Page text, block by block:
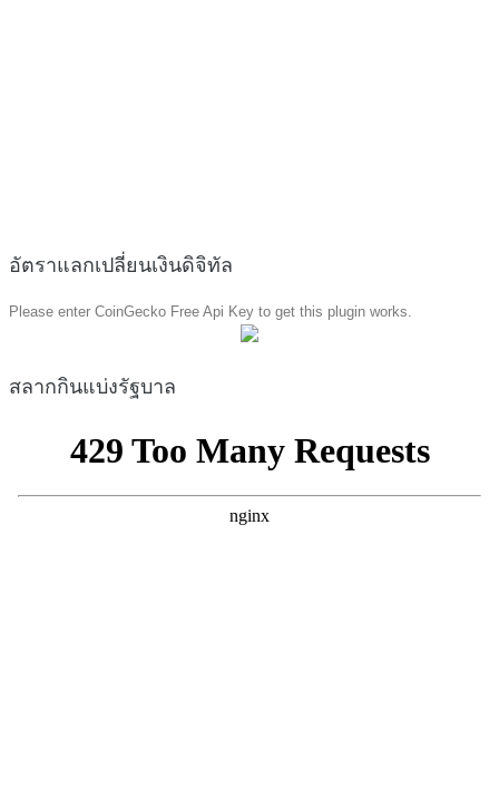
อัตราแลกเปลี่ยนเงินดิจิทัล
Please enter CoinGecko Free Api Key to get this plugin works.
สลากกินแบ่งรัฐบาล